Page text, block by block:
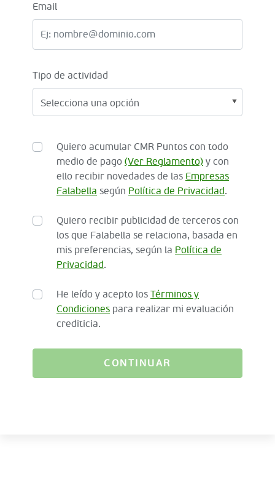
Email
Tipo de actividad
Quiero acumular CMR Puntos con todo
medio de pago (Ver Reglamento) y con
ello recibir novedades de las Empresas
Falabella según Política de Privacidad.
Quiero recibir publicidad de terceros con
los que Falabella se relaciona, basada en
mis preferencias, según la Política de
Privacidad.
He leído y acepto los Términos y
Condiciones para realizar mi evaluación
crediticia.
CONTINUAR